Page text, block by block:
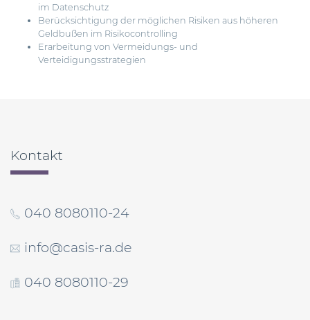
im Datenschutz
Berücksichtigung der möglichen Risiken aus höheren
Geldbußen im Risikocontrolling
Erarbeitung von Vermeidungs- und
Verteidigungsstrategien
Kontakt
040 8080110-24
info@casis-ra.de
040 8080110-29